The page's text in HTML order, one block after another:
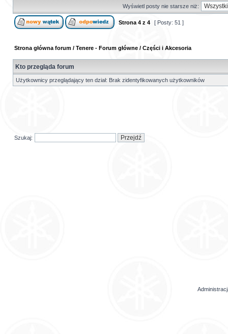
Wyświetl posty nie starsze niż:
Strona 4 z 4 [ Posty: 51 ]
Strona główna forum / Tenere - Forum główne / Części i Akcesoria
Kto przegląda forum
Użytkownicy przeglądający ten dział: Brak zidentyfikowanych użytkowników
Szukaj: